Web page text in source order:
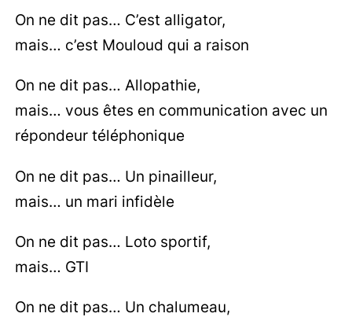
On ne dit pas… C’est alligator,
mais… c’est Mouloud qui a raison
On ne dit pas… Allopathie,
mais… vous êtes en communication avec un
répondeur téléphonique
On ne dit pas… Un pinailleur,
mais… un mari infidèle
On ne dit pas… Loto sportif,
mais… GTI
On ne dit pas… Un chalumeau,